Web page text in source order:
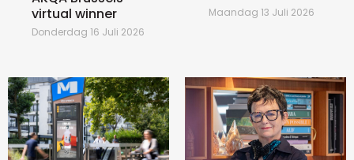
virtual winner
Donderdag 16 Juli 2026
Maandag 13 Juli 2026